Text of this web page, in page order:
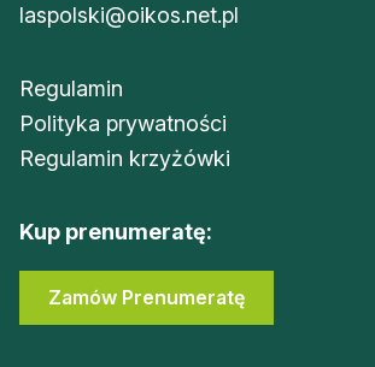
laspolski@oikos.net.pl
Regulamin
Polityka prywatności
Regulamin krzyżówki
Kup prenumeratę:
Zamów Prenumeratę